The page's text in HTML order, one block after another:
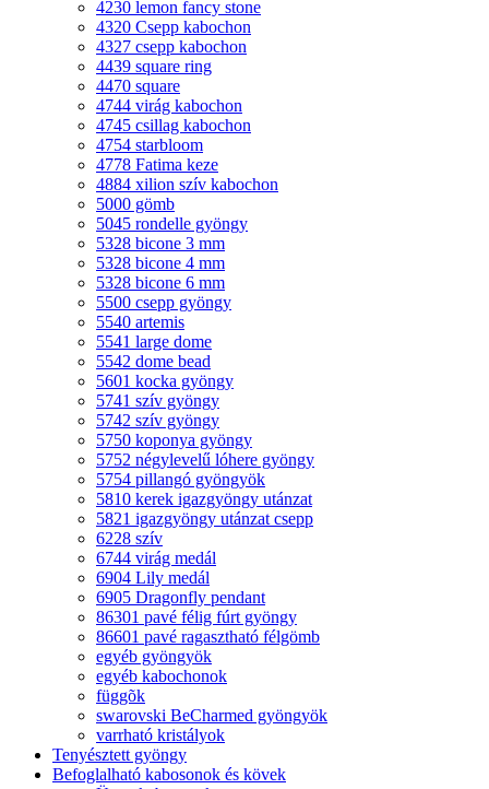
4230 lemon fancy stone
4320 Csepp kabochon
4327 csepp kabochon
4439 square ring
4470 square
4744 virág kabochon
4745 csillag kabochon
4754 starbloom
4778 Fatima keze
4884 xilion szív kabochon
5000 gömb
5045 rondelle gyöngy
5328 bicone 3 mm
5328 bicone 4 mm
5328 bicone 6 mm
5500 csepp gyöngy
5540 artemis
5541 large dome
5542 dome bead
5601 kocka gyöngy
5741 szív gyöngy
5742 szív gyöngy
5750 koponya gyöngy
5752 négylevelű lóhere gyöngy
5754 pillangó gyöngyök
5810 kerek igazgyöngy utánzat
5821 igazgyöngy utánzat csepp
6228 szív
6744 virág medál
6904 Lily medál
6905 Dragonfly pendant
86301 pavé félig fúrt gyöngy
86601 pavé ragasztható félgömb
egyéb gyöngyök
egyéb kabochonok
függõk
swarovski BeCharmed gyöngyök
varrható kristályok
Tenyésztett gyöngy
Befoglalható kabosonok és kövek